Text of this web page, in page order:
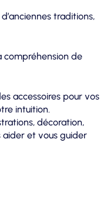
traditions,
compréhension de
accessoires pour vos
intuition.
décoration,
aider et vous guider